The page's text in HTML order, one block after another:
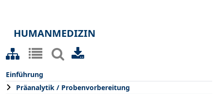
HUMANMEDIZIN
Einführung
Präanalytik / Probenvorbereitung